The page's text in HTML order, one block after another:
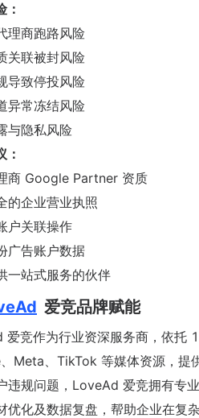
：
理商跑路风险
关联被封风险
导致停投风险
异常冻结风险
与隐私风险
：
商 Google Partner 资质
的企业营业执照
户关联操作
广告账户数据
一站式服务的伙伴
爱竞品牌赋能
爱竞作为行业资深服务商，依托
Meta、TikTok 等媒体资源，提
违规问题，LoveAd 爱竞拥有专
优化及数据复盘，帮助企业在复